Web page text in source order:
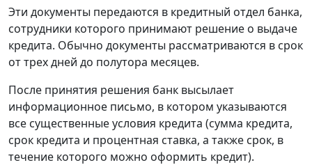
Эти документы передаются в кредитный отдел банка,
сотрудники которого принимают решение о выдаче
кредита. Обычно документы рассматриваются в срок
от трех дней до полутора месяцев.
После принятия решения банк высылает
информационное письмо, в котором указываются
все существенные условия кредита (сумма кредита,
срок кредита и процентная ставка, а также срок, в
течение которого можно оформить кредит).